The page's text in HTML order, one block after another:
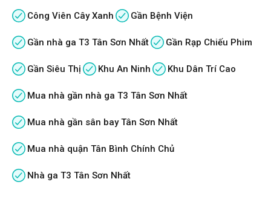
Công Viên Cây Xanh Gần Bệnh Viện
Gần nhà ga T3 Tân Sơn Nhất Gần Rạp Chiếu Phim
Gần Siêu Thị Khu An Ninh Khu Dân Trí Cao
Mua nhà gần nhà ga T3 Tân Sơn Nhất
Mua nhà gần sân bay Tân Sơn Nhất
Mua nhà quận Tân Bình Chính Chủ
Nhà ga T3 Tân Sơn Nhất